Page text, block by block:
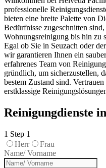
professionelle
bieten eine breite Palette von
Bedürfnisse zugeschnitten
Wohnungsreinigung bis hin zu
Egal ob Sie in Seuzach oder
wir garantieren Ihnen ein
erfahrenes Team von
gründlich, um sicherzustellen,
bestem Zustand sind.
erstklassige
Reinigungdienste
1 Step 1
Herr
Frau
Name/ Vorname